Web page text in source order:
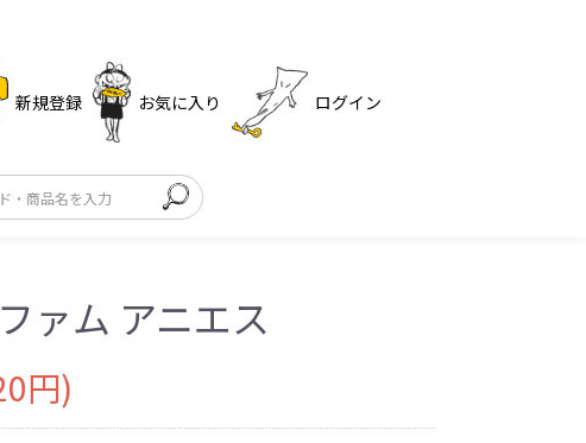
新規登録 お気に入り ログイン
ァム アニエス
円)